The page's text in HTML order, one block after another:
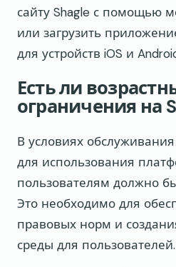
сайту Shagle с помощью
или загрузить
для устройств iOS и
Есть ли
ограничения на
В условиях обслуживания
для использования
пользователям должно
Это необходимо для
правовых норм и
среды для пользователей.